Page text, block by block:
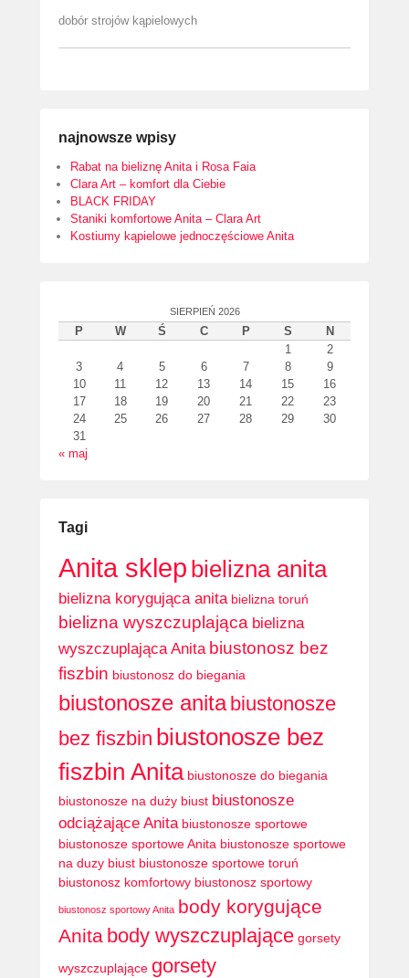
dobór strojów kąpielowych
najnowsze wpisy
Rabat na bieliznę Anita i Rosa Faia
Clara Art – komfort dla Ciebie
BLACK FRIDAY
Staniki komfortowe Anita – Clara Art
Kostiumy kąpielowe jednoczęściowe Anita
SIERPIEŃ 2026
P W Ś C P S
N
1
2
3
4 5 6 7 8
9
10
11 12 13 14 15
16
17
18 19 20 21 22
23
24
25 26 27 28 29
30
31
« maj
Tagi
Anita sklep bielizna anita
bielizna korygująca anita bielizna toruń
bielizna wyszczuplająca bielizna
wyszczuplająca Anita biustonosz bez
fiszbin biustonosz do biegania
biustonosze anita biustonosze
bez fiszbin biustonosze bez
fiszbin Anita biustonosze do biegania
biustonosze na duży biust biustonosze
odciążające Anita biustonosze sportowe
biustonosze sportowe Anita biustonosze sportowe
na duzy biust biustonosze sportowe toruń
biustonosz komfortowy biustonosz sportowy
biustonosz sportowy Anita body korygujące
Anita body wyszczuplające gorsety
wyszczuplające gorsety